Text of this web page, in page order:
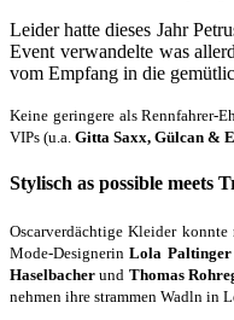
Leider hatte dieses Jahr
Event verwandelte was
vom Empfang in die
Keine geringere als Rennfahrer-
VIPs (u.a. Gitta Saxx, Gülcan &
Stylisch as possible meets
Oscarverdächtige Kleider
Mode-Designerin Lola
Haselbacherund Thomas
nehmen ihre strammen Wadln in